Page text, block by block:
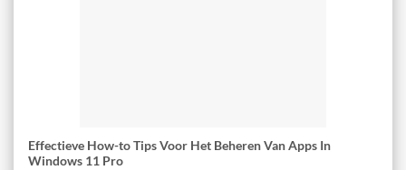
Effectieve How-to Tips Voor Het Beheren Van Apps In
Windows 11 Pro